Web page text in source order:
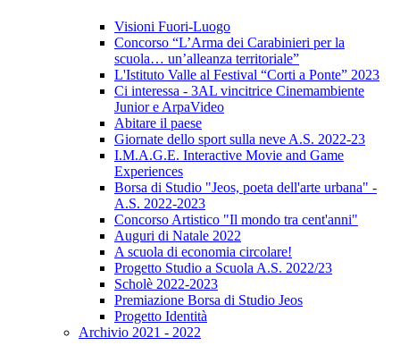
Visioni Fuori-Luogo
Concorso “L’Arma dei Carabinieri per la
scuola… un’alleanza territoriale”
L'Istituto Valle al Festival “Corti a Ponte” 2023
Ci interessa - 3AL vincitrice Cinemambiente
Junior e ArpaVideo
Abitare il paese
Giornate dello sport sulla neve A.S. 2022-23
I.M.A.G.E. Interactive Movie and Game
Experiences
Borsa di Studio "Jeos, poeta dell'arte urbana" -
A.S. 2022-2023
Concorso Artistico "Il mondo tra cent'anni"
Auguri di Natale 2022
A scuola di economia circolare!
Progetto Studio a Scuola A.S. 2022/23
Scholè 2022-2023
Premiazione Borsa di Studio Jeos
Progetto Identità
Archivio 2021 - 2022